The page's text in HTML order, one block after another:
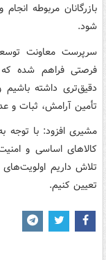
بازرگانان مربوطه
شود.
سرپرست معاونت
فرصتی فراهم شده
تأمین آرامش، ثبات و
مشیری افزود: با توجه
کالاهای اساسی و
تلاش داریم
تعیین کنیم.